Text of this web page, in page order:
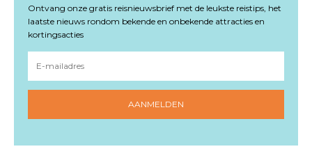
Ontvang onze gratis reisnieuwsbrief met de leukste reistips, het
laatste nieuws rondom bekende en onbekende attracties en
kortingsacties
AANMELDEN